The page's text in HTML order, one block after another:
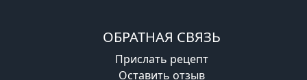
ОБРАТНАЯ СВЯЗЬ
Прислать рецепт
Оставить отзыв